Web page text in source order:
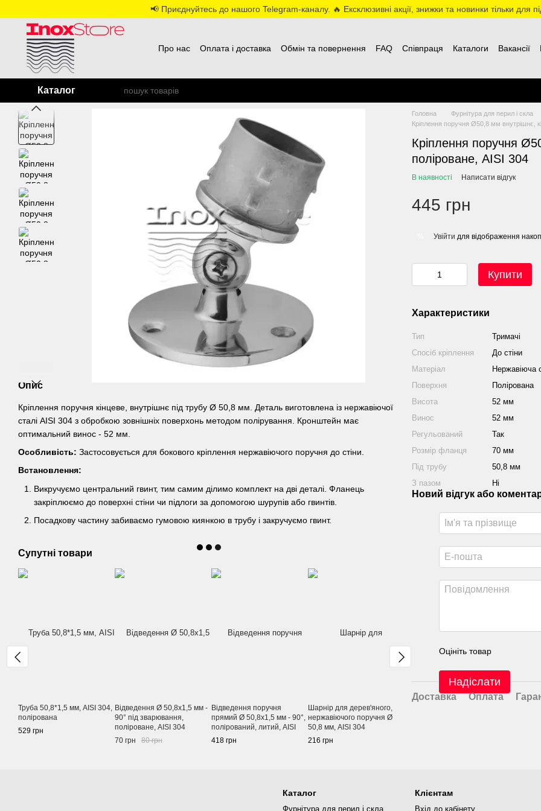
📢 Приєднуйтесь до нашого Telegram-каналу. 🔥 Ексклюзивні акції, знижки та новинки тільки для
Про нас Оплата і доставка Обмін та повернення FAQ Співпраця Каталоги Вакансії
Каталог
Опис
Кріплення поручня кінцеве, внутрішнє під трубу Ø 50,8 мм. Деталь виготовлена із нержавіючої
сталі AISI 304 з обробкою зовнішніх поверхонь методом полірування. Кронштейн має
оптимальний винос - 52 мм.
Особливість: Застосовується для бокового кріплення нержавіючого поручня до стіни.
Встановлення:
Викручуємо центральний гвинт, тим самим ділимо комплект на дві деталі. Фланець
закріплюємо до поверхні стіни чи підлоги за допомогою шурупів або гвинтів.
Посадкову частину забиваємо гумовою киянкою в трубу і закручуємо гвинт.
Супутні товари
Труба 50,8*1,5 мм, AISI 304,
полірована
529 грн
Відведення Ø 50,8х1,5 мм -
90° під зварювання,
поліроване, AISI 304
70 грн
80 грн
Відведення поручня
прямий Ø 50,8х1,5 мм - 90°,
полірований, литий, AISI
304
418 грн
Шарнір для дерев'яного,
нержавіючого поручня Ø
50,8 мм, AISI 304
216 грн
Головна Фурнітура для перил і скла
Кріплення поручня Ø50,8 мм внутрішнє,
Кріплення поручня
поліроване, AISI 304
В наявності Написати відгук
445 грн
Увійти для відображення
Купити
Характеристики
Тип
Тримачі
Спосіб кріплення
До стіни
Матеріал
Нержавіюча
Поверхня
Полірована
Висота
52 мм
Винос
52 мм
Регульований
Так
Розмір фланця
70 мм
Під трубу
50,8 мм
З пазом
Ні
Новий відгук або
Оцініть товар
Надіслати
Доставка Оплата
Каталог
Фурнітура для перил і скла
Клієнтам
Вхід до кабінету